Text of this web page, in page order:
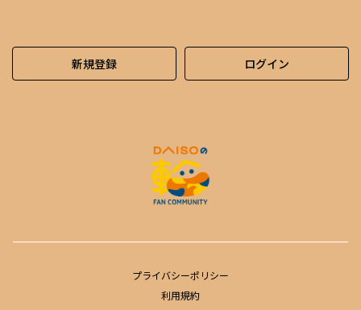
新規登録 ログイン
プライバシーポリシー
利用規約